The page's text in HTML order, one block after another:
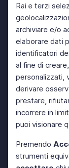
Rai e terzi
archiviare e/o
elaborare dati
identificatori
al fine di
personalizzati,
derivare
prestare,
incorrere in
puoi visionare
Premendo
strumenti